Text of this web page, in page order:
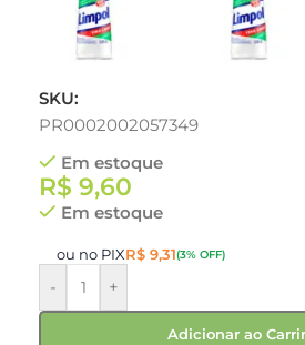
SKU:
PR0002002057349
Em estoque
R$ 9,60
Em estoque
ou no PIXR$ 9,31(3% OFF)
- +
Adicionar ao